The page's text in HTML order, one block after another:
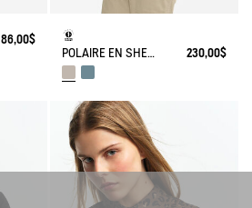
86,00$
POLAIRE EN SHERPA LÉGÈRE 230,00$